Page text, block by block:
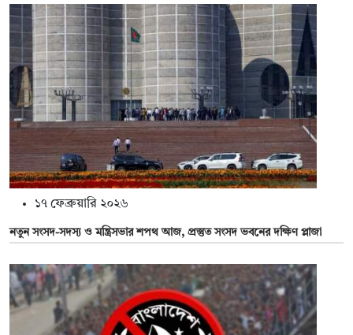
১৭ ফেব্রুয়ারি ২০২৬
নতুন সংসদ-সদস্য ও মন্ত্রিসভার শপথ আজ, প্রস্তুত সংসদ ভবনের দক্ষিণ প্লাজা